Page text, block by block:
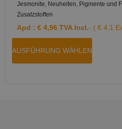
Jesmonite, Neuheiten, Pigmente und
Zusatzstoffen
Apd : € 4,96 TVA Incl.- ( € 4.1
AUSFÜHRUNG WÄHLEN